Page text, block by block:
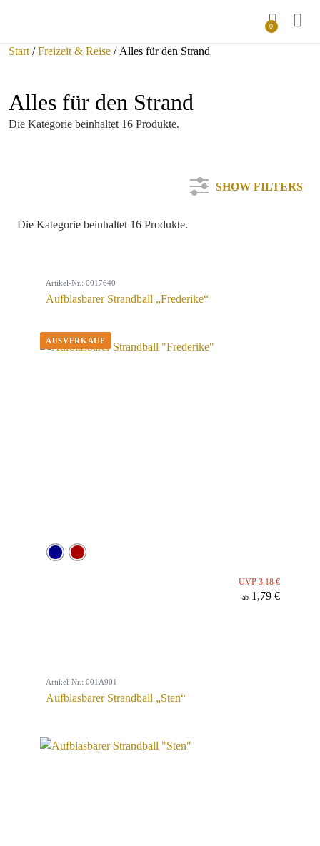
0
Start /Freizeit & Reise / Alles für den Strand
Alles für den Strand
Die Kategorie beinhaltet 16 Produkte.
SHOW FILTERS
Farbe
Werbeanbringung
Die Kategorie beinhaltet 16 Produkte.
Artikel-Nr.: 0017640
Aufblasbarer Strandball „Frederike“
UVP 3,18 €
ab 1,79 €
Artikel-Nr.: 001A901
Aufblasbarer Strandball „Sten“